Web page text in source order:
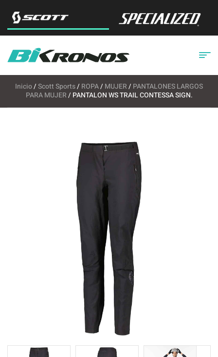
Inicio/Scott Sports/ ROPA/ MUJER/ PANTALONES LARGOS
PARA MUJER/ PANTALON WS TRAIL CONTESSA SIGN.